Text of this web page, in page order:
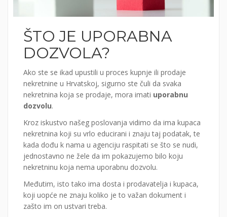
ŠTO JE UPORABNA
DOZVOLA?
Ako ste se ikad upustili u proces kupnje ili prodaje
nekretnine u Hrvatskoj, sigurno ste čuli da svaka
nekretnina koja se prodaje, mora imati uporabnu
dozvolu.
Kroz iskustvo našeg poslovanja vidimo da ima kupaca
nekretnina koji su vrlo educirani i znaju taj podatak, te
kada dođu k nama u agenciju raspitati se što se nudi,
jednostavno ne žele da im pokazujemo bilo koju
nekretninu koja nema uporabnu dozvolu.
Međutim, isto tako ima dosta i prodavatelja i kupaca,
koji uopće ne znaju koliko je to važan dokument i
zašto im on ustvari treba.